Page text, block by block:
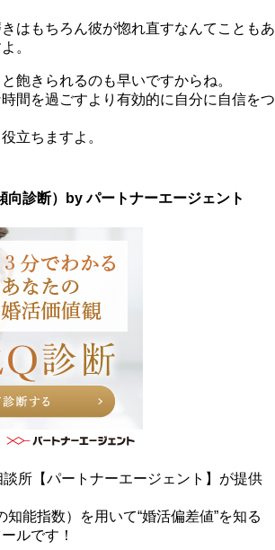
はもちろん彼が惚れ直すなんてこともあ
。
飽きられるのも早いですからね。
間を過ごすより有効的に自分に自信をつ
立ちますよ。
向診断）by パートナーエージェント
所【パートナーエージェント】が提供
知能指数）を用いて“婚活偏差値”を知る
ルです！